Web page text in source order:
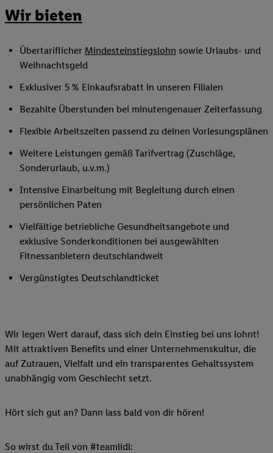
Wir bieten
Übertariflicher Mindesteinstiegslohn sowie Urlaubs- und
Weihnachtsgeld
Exklusiver 5 % Einkaufsrabatt in unseren Filialen
Bezahlte Überstunden bei minutengenauer Zeiterfassung
Flexible Arbeitszeiten passend zu deinen Vorlesungsplänen
Weitere Leistungen gemäß Tarifvertrag (Zuschläge,
Sonderurlaub, u.v.m.)
Intensive Einarbeitung mit Begleitung durch einen
persönlichen Paten
Vielfältige betriebliche Gesundheitsangebote und
exklusive Sonderkonditionen bei ausgewählten
Fitnessanbietern deutschlandweit
Vergünstigtes Deutschlandticket
Wir legen Wert darauf, dass sich dein Einstieg bei uns lohnt!
Mit attraktiven Benefits und einer Unternehmenskultur, die
auf Zutrauen, Vielfalt und ein transparentes Gehaltssystem
unabhängig vom Geschlecht setzt.
Hört sich gut an? Dann lass bald von dir hören!
So wirst du Teil von #teamlidl: